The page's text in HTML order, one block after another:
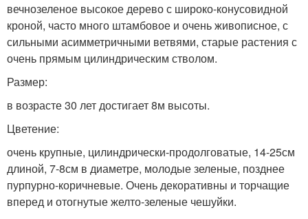
вечнозеленое высокое дерево с широко-конусовидной
кроной, часто много штамбовое и очень живописное, с
сильными асимметричными ветвями, старые растения с
очень прямым цилиндрическим стволом.
Размер:
в возрасте 30 лет достигает 8м высоты.
Цветение:
очень крупные, цилиндрически-продолговатые, 14-25см
длиной, 7-8см в диаметре, молодые зеленые, позднее
пурпурно-коричневые. Очень декоративны и торчащие
вперед и отогнутые желто-зеленые чешуйки.